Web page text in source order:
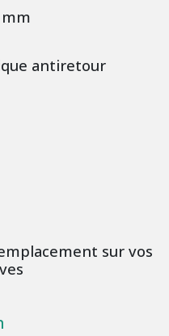
antiretour
sur vos